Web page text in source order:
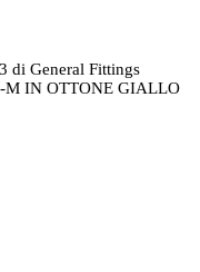
M IN OTTONE GIALLO